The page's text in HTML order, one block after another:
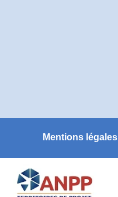
Mentions légales